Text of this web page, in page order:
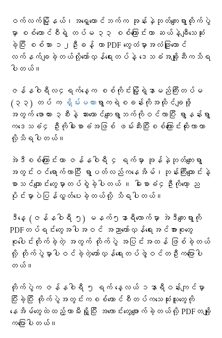
ဝက်လက်မြို့နယ်၊အရှေ့တောင်ဘက်က အုန်းနှဲဘုတ်ကျေးရွာတိုက်ပွဲ
မှာ စစ်ကောင်စီရဲ့ တပ်မ ၃၃ စစ်​​ကြောင်းဟာ ဆယ်နဲ့ချီသေဆုံး
ခဲ့ပြီး စစ်သား ၁၂ဦးခန့် ဟာ PDF ​တွေထံမှာအလံဖြူထောင်
လက်နက်ချခဲ့တယ်လို့တော်လှန်ရေးတပ်နဲ့ ​ဒေသခံအချို့ဆီကသိရ
ပါတယ်။
ဇန်နဝါရီလ၄ရက်နေ့က စစ်ကိုင်းမြို့ရဲ့နာမည်ကြီးတပ်မ
(၃၃) တပ် က ရှိမ်းမကားရွာကရဲစခန်းကိုအထိုင်ချဖို့
အတွက် ဖောကား ၃စီးနဲ့ ဆားတောင်ကျေးရွာဘက်ကိုဝင်လာပြီး ရွာနန်းရွာ
က​ဒေသခံ၄ ဦးကိုဓါးစာခံအဖြစ် ဖမ်းဆီးပြီးစစ်ကြောင်းထိုးလာတာ
လို့သိရပါတယ်။
အဲဒီစစ်ကြောင်းဟာ ဇန်နဝါရီ ၄ ရက်မှာ အုန်နှဲဘုတ်ကျေးရွာ
အတွင်းဝင်ရောက်လာပြီး ရွာပတ်လည်ကနေအိမ်၊ဘုန်းကြီးကျောင်းနဲ့
စာသင်ကျောင်းတွေမှာတပ်စွဲခဲ့ပါတယ် ။ ဓါးစာခံ၄ဦးကို​တော့ ည
ပိုင်းမှာပဲပြန်လွှတ်ပေးခဲ့တယ်လို့ သိရပါတယ်။
ဒီနေ့ (ဇန်နဝါရီ ၅) မနက်၅နာရီလောက်မှာ အဲဒီကျေးရွာကို
PDFတပ်ရင်းတွေအပါအဝင် အညာတော်လှန်ရေးအင်အားစုတွေ
စုပေါင်းတိုက်ခဲ့တဲ့ အတွက် တိုက်ပွဲ အပြင်းအထန် ဖြစ်ခဲ့တယ်
လို့ တိုက်ပွဲမှာပါဝင်ခဲ့တဲ့တော်လှန်ရေးတပ်ဖွဲ့ဝင်တဦးကပြောပါ
တယ်။
တိုက်ပွဲက ဇန်နဝါရီ ၅ ရက် နေ့လယ် ၁နာရီဝန်းကျင်မှာ
ပြီးခဲ့ပြီး တိုက်ပွဲအတွင်းကစစ်ကောင်စီတပ်ကသေဆုံးသူတွေကို
နေအိမ်တွေထဲထည့်ကာမီးရှို့ပြီး အ​လောင်း​တွေ​ဖျောက်ခဲ့တယ်လို့ PDF​တချို့
က​ပြောပါတယ်။